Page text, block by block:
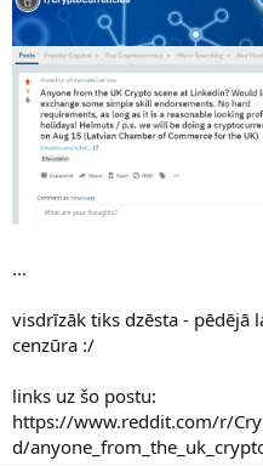
...
visdrīzāk tiks dzēsta - pēdējā
cenzūra :/
links uz šo postu:
https://www.reddit.com/r/
d/